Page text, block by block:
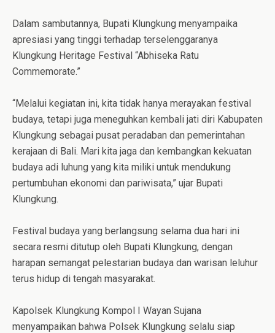
Dalam sambutannya, Bupati Klungkung menyampaika
apresiasi yang tinggi terhadap terselenggaranya
Klungkung Heritage Festival “Abhiseka Ratu
Commemorate.”
“Melalui kegiatan ini, kita tidak hanya merayakan festival
budaya, tetapi juga meneguhkan kembali jati diri Kabupaten
Klungkung sebagai pusat peradaban dan pemerintahan
kerajaan di Bali. Mari kita jaga dan kembangkan kekuatan
budaya adi luhung yang kita miliki untuk mendukung
pertumbuhan ekonomi dan pariwisata,” ujar Bupati
Klungkung.
Festival budaya yang berlangsung selama dua hari ini
secara resmi ditutup oleh Bupati Klungkung, dengan
harapan semangat pelestarian budaya dan warisan leluhur
terus hidup di tengah masyarakat.
Kapolsek Klungkung Kompol I Wayan Sujana
menyampaikan bahwa Polsek Klungkung selalu siap